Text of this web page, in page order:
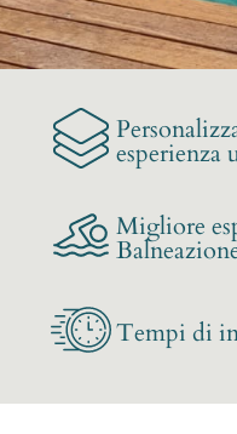
esperienza
Migliore
Tempi di